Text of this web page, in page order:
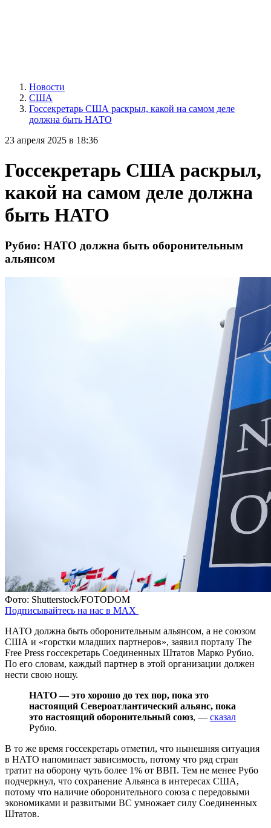
Новости
США
Госсекретарь США раскрыл, какой на самом деле
должна быть НАТО
23 апреля 2025 в 18:36
Госсекретарь США раскрыл,
какой на самом деле должна
быть НАТО
Рубио: НАТО должна быть оборонительным
альянсом
Фото: Shutterstock/FOTODOM
Подписывайтесь на нас в MAX
НАТО должна быть оборонительным альянсом, а не союзом
США и «горстки младших партнеров», заявил порталу The
Free Press госсекретарь Соединенных Штатов Марко Рубио.
По его словам, каждый партнер в этой организации должен
нести свою ношу.
НАТО — это хорошо до тех пор, пока это
настоящий Североатлантический альянс, пока
это настоящий оборонительный союз, — сказал
Рубио.
В то же время госсекретарь отметил, что нынешняя ситуация
в НАТО напоминает зависимость, потому что ряд стран
тратит на оборону чуть более 1% от ВВП. Тем не менее Рубо
подчеркнул, что сохранение Альянса в интересах США,
потому что наличие оборонительного союза с передовыми
экономиками и развитыми ВС умножает силу Соединенных
Штатов.